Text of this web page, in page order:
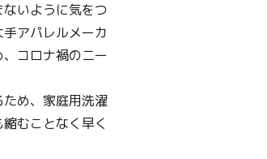
いように気をつ
アパレルメーカ
コロナ禍のニー
め、家庭用洗濯
むことなく早く